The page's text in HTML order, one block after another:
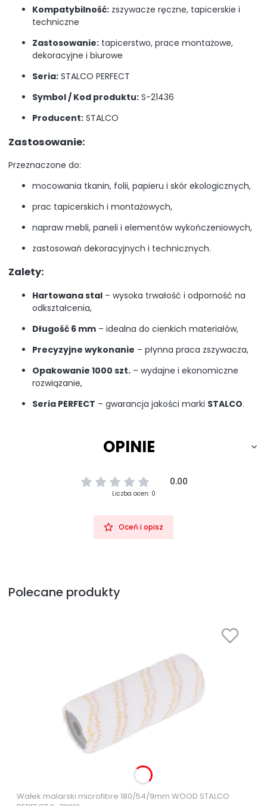
Kompatybilność: zszywacze ręczne, tapicerskie i
techniczne
Zastosowanie: tapicerstwo, prace montażowe,
dekoracyjne i biurowe
Seria: STALCO PERFECT
Symbol / Kod produktu: S-21436
Producent: STALCO
Zastosowanie:
Przeznaczone do:
mocowania tkanin, folii, papieru i skór ekologicznych,
prac tapicerskich i montażowych,
napraw mebli, paneli i elementów wykończeniowych,
zastosowań dekoracyjnych i technicznych.
Zalety:
Hartowana stal – wysoka trwałość i odporność na
odkształcenia,
Długość 6 mm – idealna do cienkich materiałów,
Precyzyjne wykonanie – płynna praca zszywacza,
Opakowanie 1000 szt. – wydajne i ekonomiczne
rozwiązanie,
Seria PERFECT – gwarancja jakości marki STALCO.
OPINIE
0.00
Liczba ocen: 0
Oceń i opisz
Polecane produkty
Wałek malarski microfibre 180/54/9mm WOOD STALCO